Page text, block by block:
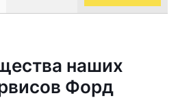
наших
Форд